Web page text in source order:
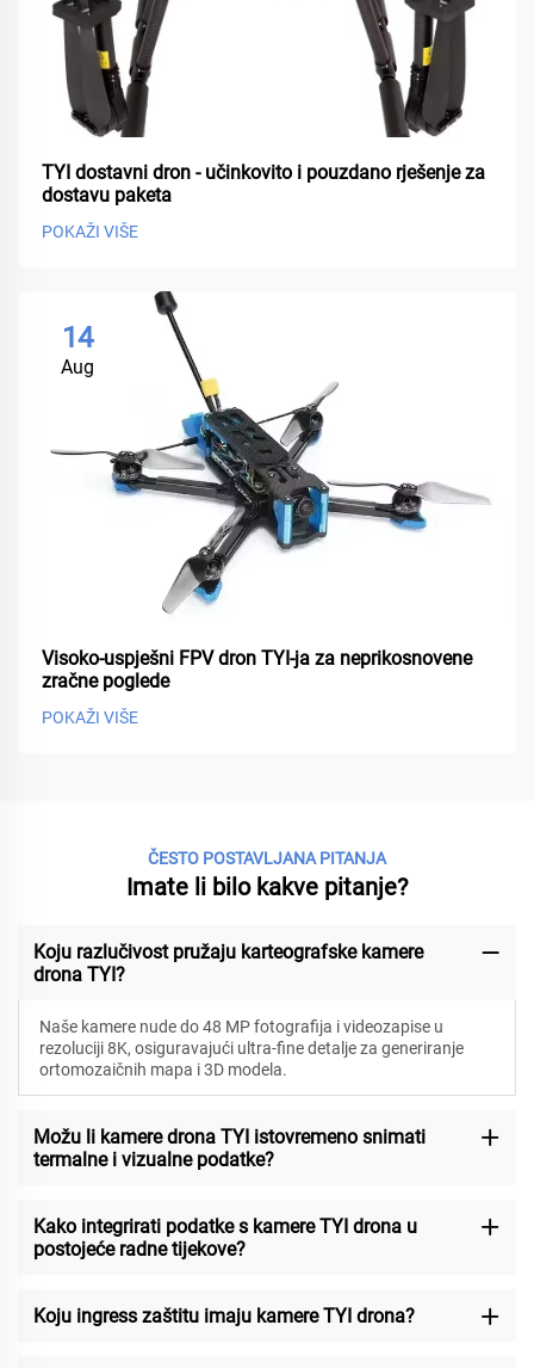
TYI dostavni dron - učinkovito i pouzdano rješenje za
dostavu paketa
POKAŽI VIŠE
14
Aug
Visoko-uspješni FPV dron TYI-ja za neprikosnovene
zračne poglede
POKAŽI VIŠE
ČESTO POSTAVLJANA PITANJA
Imate li bilo kakve pitanje?
Koju razlučivost pružaju karteografske kamere
drona TYI?
Naše kamere nude do 48 MP fotografija i videozapise u
rezoluciji 8K, osiguravajući ultra-fine detalje za generiranje
ortomozaičnih mapa i 3D modela.
Možu li kamere drona TYI istovremeno snimati
termalne i vizualne podatke?
Kako integrirati podatke s kamere TYI drona u
postojeće radne tijekove?
Koju ingress zaštitu imaju kamere TYI drona?